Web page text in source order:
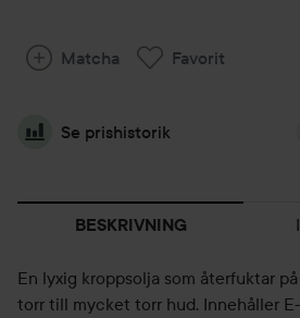
Matcha Favorit
Se prishistorik
BESKRIVNING
En lyxig kroppsolja som återfuktar
torr till mycket torr hud. Innehåller